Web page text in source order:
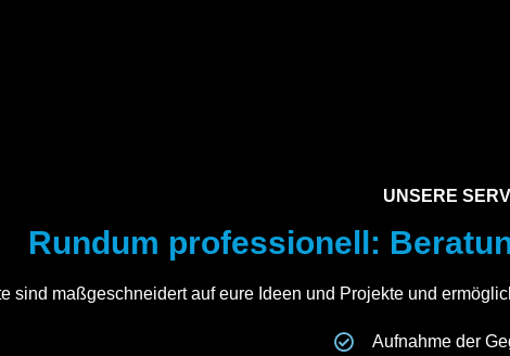
UNSERE
Rundum professionell:
sind maßgeschneidert auf eure Ideen und Projekte und
Aufnahme der